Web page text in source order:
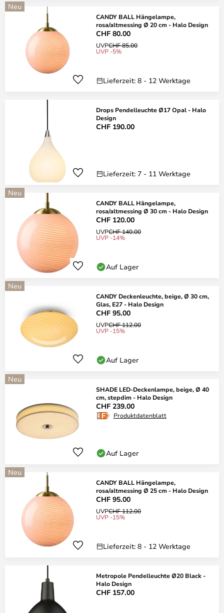
Neu
CANDY BALL Hängelampe,
rosa/altmessing Ø 20 cm - Halo Design
CHF 80.00
UVPCHF 85.00
UVP -5%
Lieferzeit: 8 - 12 Werktage
Drops Pendelleuchte Ø17 Opal - Halo
Design
CHF 190.00
Lieferzeit: 7 - 11 Werktage
Neu
CANDY BALL Hängelampe,
rosa/altmessing Ø 30 cm - Halo Design
CHF 120.00
UVPCHF 140.00
UVP -14%
Auf Lager
Neu
CANDY Deckenleuchte, beige, Ø 30 cm,
Glas, E27 - Halo Design
CHF 95.00
UVPCHF 112.00
UVP -15%
Auf Lager
Neu
SHADE LED-Deckenlampe, beige, Ø 40
cm, stepdim - Halo Design
CHF 239.00
Produktdatenblatt
Auf Lager
Neu
CANDY BALL Hängelampe,
rosa/altmessing Ø 25 cm - Halo Design
CHF 95.00
UVPCHF 112.00
UVP -15%
Lieferzeit: 8 - 12 Werktage
Metropole Pendelleuchte Ø20 Black -
Halo Design
CHF 157.00